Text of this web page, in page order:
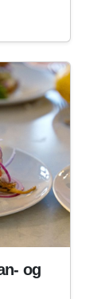
og